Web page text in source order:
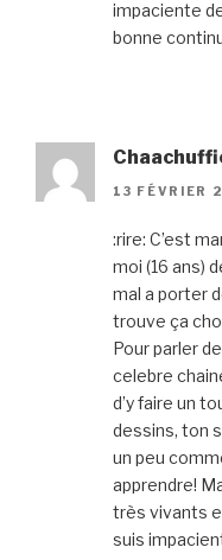
impaciente
bonne
13 FÉVRIER
:rire: C’est
moi (16 ans)
mal a porter
trouve ça
Pour parler
celebre
d’y faire un
dessins, ton
un peu
apprendre!
très vivants
suis